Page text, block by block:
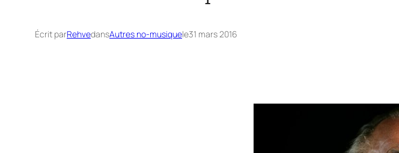
Écrit parRehvedansAutres no-musiquele31 mars 2016